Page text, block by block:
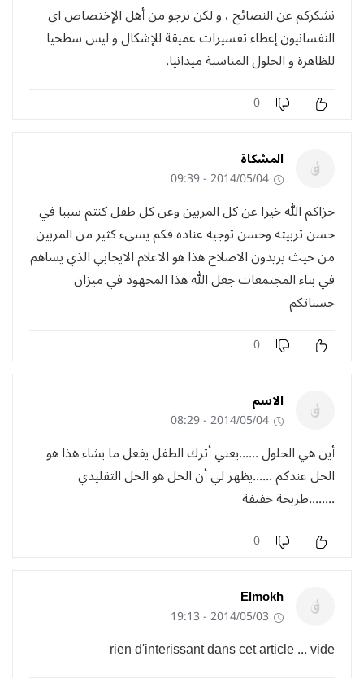
نشكركم عن النصائح ، و لكن نرجو من أهل الإختصاص اي
النفسانيون إعطاء تفسيرات عميقة للإشكال و ليس سطحيا
للظاهرة و الحلول المناسبة ميدانيا.
0
المشكاة
2014/05/04 - 09:39
جزاكم الله خيرا عن كل المربين وعن كل طفل كنتم سببا في
حسن تربيته وحسن توجيه عناده فكم يسيء كثير من المربين
من حيث يريدون الاصلاح هذا هو الاعلام الايجابي الذي يساهم
في بناء المجتمعات جعل الله هذا المجهود في ميزان
حسناتكم
0
الاسم
2014/05/04 - 08:29
أين هي الحلول ......يعني أترك الطفل يفعل ما يشاء هذا هو
الحل عندكم ......يظهر لي أن الحل هو الحل التقليدي
........طريحة خفيفة
0
Elmokh
2014/05/03 - 19:13
rien d'interissant dans cet article ... vide